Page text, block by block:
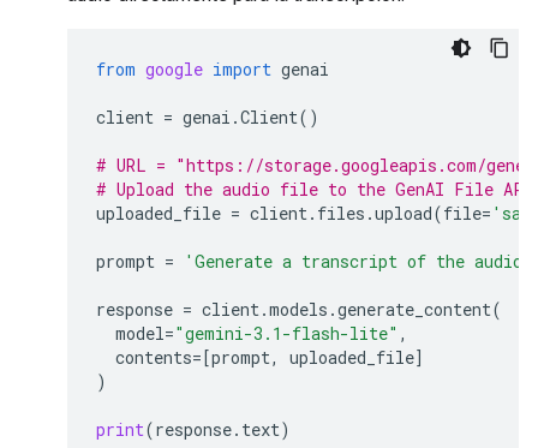
from google import genai
client = genai .Client()
# URL = "https://storage.googleapis.com/
# Upload the audio file to the GenAI File API
uploaded_file = client. files .upload(file=
prompt = 'Generate a transcript of the
response = client.models .generate_content(
model="gemini-3.1-flash-lite" ,
contents=[prompt, uploaded_file]
)
print(response. text)